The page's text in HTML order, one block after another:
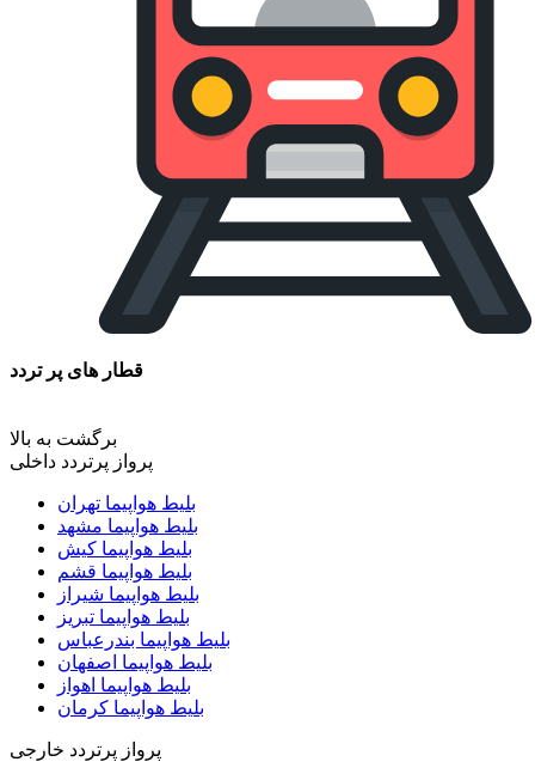
قطار های پر تردد
پرواز پرتردد داخلی
بلیط هواپیما تهران
بلیط هواپیما مشهد
بلیط هواپیما کیش
بلیط هواپیما قشم
بلیط هواپیما شیراز
بلیط هواپیما تبریز
بلیط هواپیما بندرعباس
بلیط هواپیما اصفهان
بلیط هواپیما اهواز
بلیط هواپیما کرمان
پرواز پرتردد خارجی